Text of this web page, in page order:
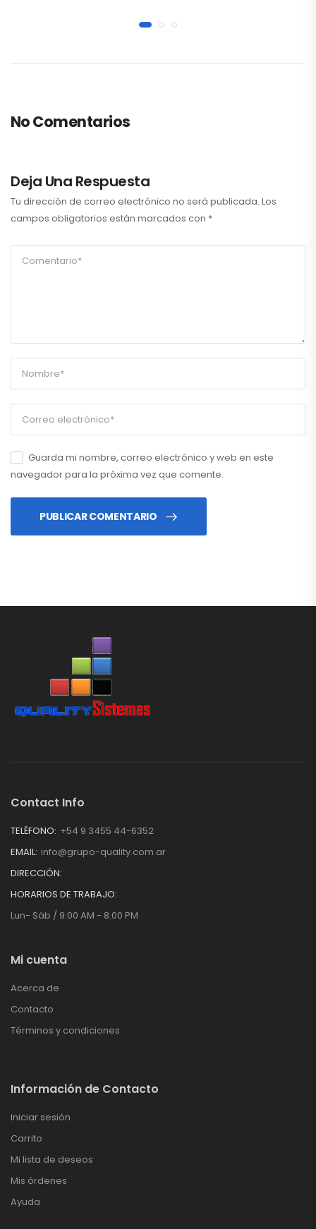
No Comentarios
Deja Una Respuesta
Tu dirección de correo electrónico no será publicada. Los
campos obligatorios están marcados con *
Guarda mi nombre, correo electrónico y web en este
navegador para la próxima vez que comente.
PUBLICAR COMENTARIO
Contact Info
TELÉFONO: +54 9 3455 44-6352
EMAIL: info@grupo-quality.com.ar
DIRECCIÓN:
HORARIOS DE TRABAJO:
Lun- Sáb / 9:00 AM - 8:00 PM
Mi cuenta
Acerca de
Contacto
Términos y condiciones
Información de Contacto
Iniciar sesión
Carrito
Mi lista de deseos
Mis órdenes
Ayuda